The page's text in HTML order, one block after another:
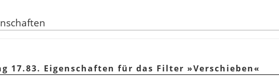
17.83. Eigenschaften für das Filter »Verschieben«